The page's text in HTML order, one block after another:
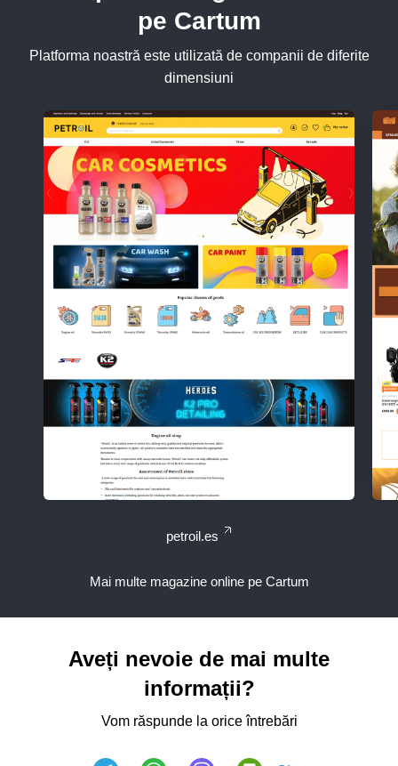
pe Cartum
Platforma noastră este utilizată de companii de diferite
dimensiuni
petroil.es
Mai multe magazine online pe Cartum
Aveți nevoie de mai multe
informații?
Vom răspunde la orice întrebări